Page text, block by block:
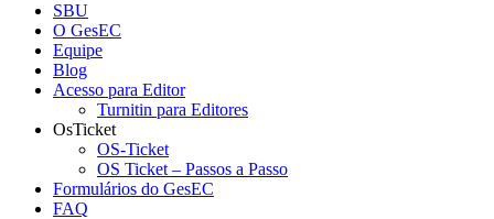
SBU
O GesEC
Equipe
Blog
Acesso para Editor
Turnitin para Editores
OsTicket
OS-Ticket
OS Ticket – Passos a Passo
Formulários do GesEC
FAQ